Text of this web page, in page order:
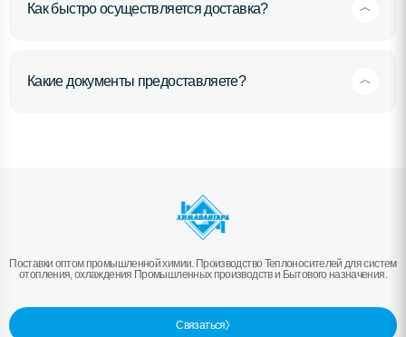
Как быстро осуществляется доставка?
Какие документы предоставляете?
Поставки оптом промышленной химии. Производство Теплоносителей для систем
отопления, охлаждения Промышленных производств и Бытового назначения.
Связаться